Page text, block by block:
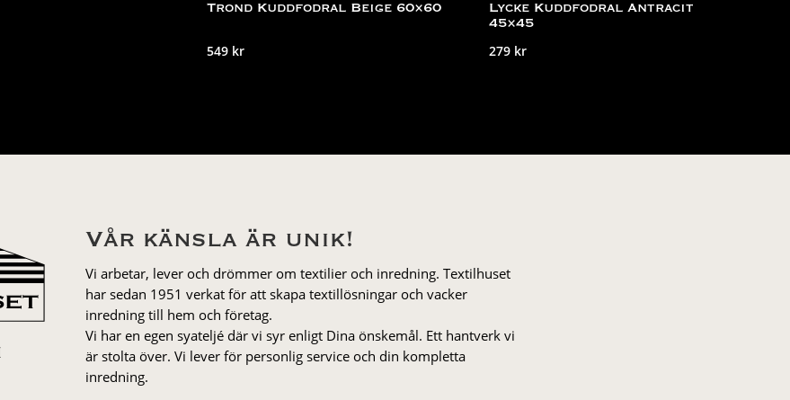
Trond Kuddfodral Beige 60×60
549 kr
Lycke Kuddfodral Antracit
45×45
279 kr
Vår känsla är unik!
Vi arbetar, lever och drömmer om textilier och inredning. Textilhuset
har sedan 1951 verkat för att skapa textillösningar och vacker
inredning till hem och företag.
Vi har en egen syateljé där vi syr enligt Dina önskemål. Ett hantverk vi
är stolta över. Vi lever för personlig service och din kompletta
inredning.